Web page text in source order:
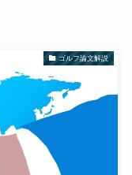
ゴルフ論文解説